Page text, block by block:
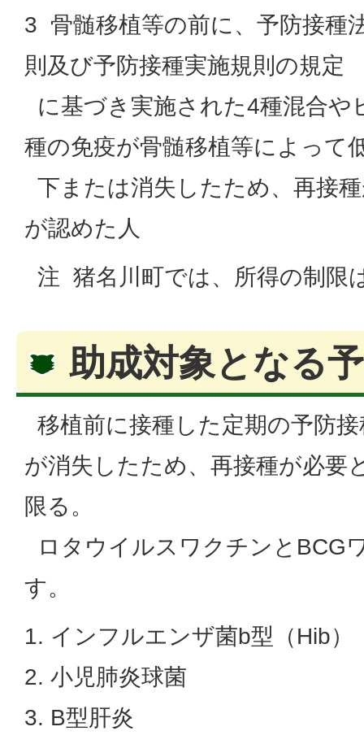
3 骨髄移植等の前に、予防接種
則及び予防接種実施規則の規定
に基づき実施された4種混合や
種の免疫が骨髄移植等によって
下または消失したため、再接
が認めた人
注 猪名川町では、所得の制限
助成対象となる
移植前に接種した定期の予防
が消失したため、再接種が必要
限る。
ロタウイルスワクチンとBCG
す。
1. インフルエンザ菌b型（Hib）
2. 小児肺炎球菌
3. B型肝炎